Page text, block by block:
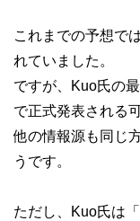
これまでの予想で
れていました。
ですが、Kuo氏の
で正式発表される
他の情報源も同じ
うです。
ただし、Kuo氏は